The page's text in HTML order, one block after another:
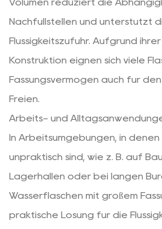
Volumen reduziert die
Nachfüllstellen und unterstützt
Flüssigkeitszufuhr. Aufgrund
Konstruktion eignen sich viele
Fassungsvermögen auch für
Freien.
Arbeits- und
In Arbeitsumgebungen, in
unpraktisch sind, wie z. B. auf
Lagerhallen oder bei langen
Wasserflaschen mit großem
praktische Lösung für die